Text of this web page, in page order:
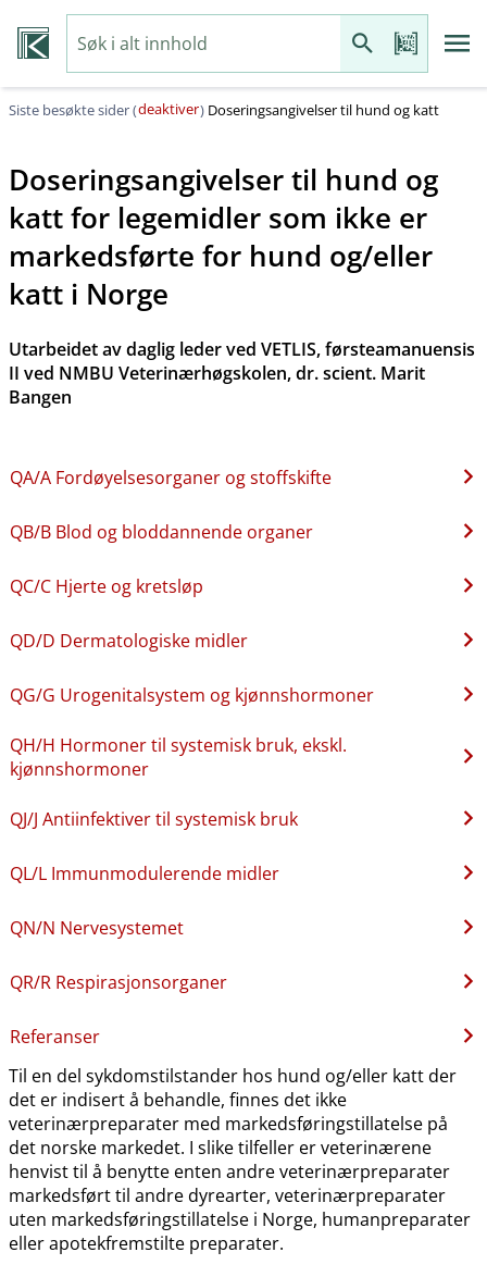
Siste besøkte sider (deaktiver) Doseringsangivelser til hund og katt
Doseringsangivelser til hund og
katt for legemidler som ikke er
markedsførte for hund og​/​eller
katt i Norge
Utarbeidet av daglig leder ved VETLIS, førsteamanuensis
II ved NMBU Veterinærhøgskolen, dr. scient. Marit
Bangen
QA​/​A Fordøyelsesorganer og stoffskifte
QB​/​B Blod og bloddannende organer
QC​/​C Hjerte og kretsløp
QD​/​D Dermatologiske midler
QG​/​G Urogenitalsystem og kjønnshormoner
QH​/​H Hormoner til systemisk bruk, ekskl.
kjønnshormoner
QJ​/​J Antiinfektiver til systemisk bruk
QL​/​L Immunmodulerende midler
QN​/​N Nervesystemet
QR​/​R Respirasjonsorganer
Referanser
Til en del sykdomstilstander hos hund og​/​eller katt der
det er indisert å behandle, finnes det ikke
veterinærpreparater med markedsføringstillatelse på
det norske markedet. I slike tilfeller er veterinærene
henvist til å benytte enten andre veterinærpreparater
markedsført til andre dyrearter, veterinærpreparater
uten markedsføringstillatelse i Norge, humanpreparater
eller apotekfremstilte preparater.